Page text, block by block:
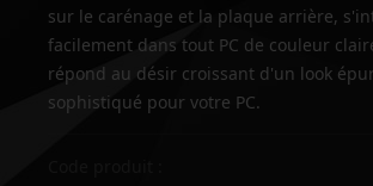
sur le carénage et la plaque arrière,
facilement dans tout PC de couleur
répond au désir croissant d'un look
sophistiqué pour votre PC.